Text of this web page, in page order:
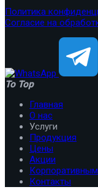
Политика
Согласие на
To Top
Главная
О нас
Услуги
Продукция
Цены
Акции
Контакты